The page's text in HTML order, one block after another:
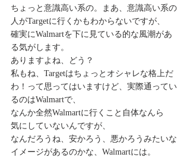
ちょっと意識高い系の。まあ、意識高い系の
人がTargetに行くかもわからないですが、
確実にWalmartを下に見ている的な風潮があ
る気がします。
ありますよね、どう？
私もね、Targetはちょっとオシャレな格上だ
わ！って思ってはいますけど、実際通ってい
るのはWalmartで、
なんか全然Walmartに行くこと自体なんら
気にしていないんですが、
なんだろうね、安かろう、悪かろうみたいな
イメージがあるのかな、Walmartには。